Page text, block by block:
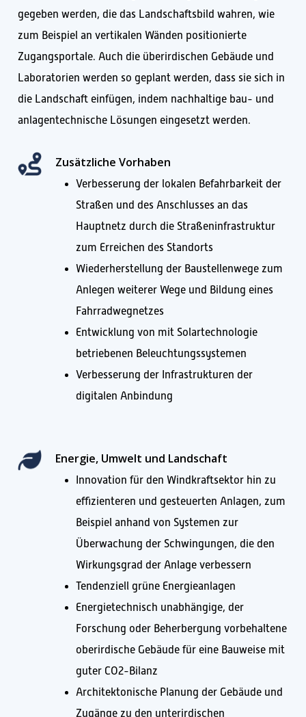
gegeben werden, die das Landschaftsbild wahren, wie
zum Beispiel an vertikalen Wänden positionierte
Zugangsportale. Auch die überirdischen Gebäude und
Laboratorien werden so geplant werden, dass sie sich in
die Landschaft einfügen, indem nachhaltige bau- und
anlagentechnische Lösungen eingesetzt werden.
Zusätzliche Vorhaben
Verbesserung der lokalen Befahrbarkeit der
Straßen und des Anschlusses an das
Hauptnetz durch die Straßeninfrastruktur
zum Erreichen des Standorts
Wiederherstellung der Baustellenwege zum
Anlegen weiterer Wege und Bildung eines
Fahrradwegnetzes
Entwicklung von mit Solartechnologie
betriebenen Beleuchtungssystemen
Verbesserung der Infrastrukturen der
digitalen Anbindung
Energie, Umwelt und Landschaft
Innovation für den Windkraftsektor hin zu
effizienteren und gesteuerten Anlagen, zum
Beispiel anhand von Systemen zur
Überwachung der Schwingungen, die den
Wirkungsgrad der Anlage verbessern
Tendenziell grüne Energieanlagen
Energietechnisch unabhängige, der
Forschung oder Beherbergung vorbehaltene
oberirdische Gebäude für eine Bauweise mit
guter CO2-Bilanz
Architektonische Planung der Gebäude und
Zugänge zu den unterirdischen